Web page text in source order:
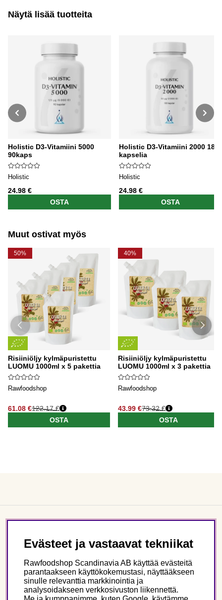
Näytä lisää tuotteita
Holistic D3-Vitamiini 5000
90kaps
Holistic
24.98 €
OSTA
Holistic D3-Vitamiini 2000 180
kapselia
Holistic
24.98 €
OSTA
Muut ostivat myös
50%
Risiiniöljy kylmäpuristettu
LUOMU 1000ml x 5 pakettia
Rawfoodshop
61.08 €122.17 €
OSTA
40%
Risiiniöljy kylmäpuristettu
LUOMU 1000ml x 3 pakettia
Rawfoodshop
43.99 €73.32 €
OSTA
Seuraa meitä
Evästeet ja vastaavat tekniikat
Rawfoodshop Scandinavia AB käyttää evästeitä
parantaakseen käyttökokemustasi, näyttääkseen
sinulle relevanttia markkinointia ja
analysoidakseen verkkosivuston liikennettä.